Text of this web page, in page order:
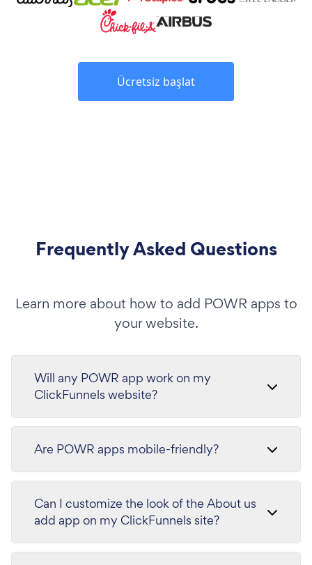
Ücretsiz başlat
Frequently Asked Questions
Learn more about how to add POWR apps to
your website.
Will any POWR app work on my
ClickFunnels website?
Are POWR apps mobile-friendly?
Can I customize the look of the About us
add app on my ClickFunnels site?